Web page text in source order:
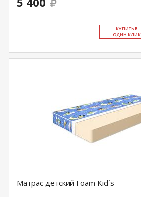
КУ­ПИТЬ В
ОДИН КЛИК
Матрас детский Foam Kid`s